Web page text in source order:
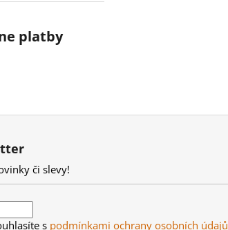
platby
či slevy!
s podmínkami ochrany osobních údajů